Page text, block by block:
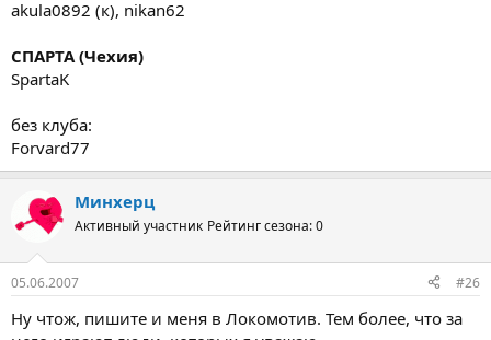
akula0892 (к), nikan62
СПАРТА (Чехия)
SpartaK
без клуба:
Forvard77
Минхерц
Активный участник Рейтинг сезона: 0
05.06.2007 #26
Ну чтож, пишите и меня в Локомотив. Тем более, что за